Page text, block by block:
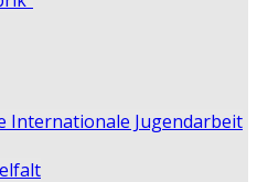
Internationale Jugendarbeit